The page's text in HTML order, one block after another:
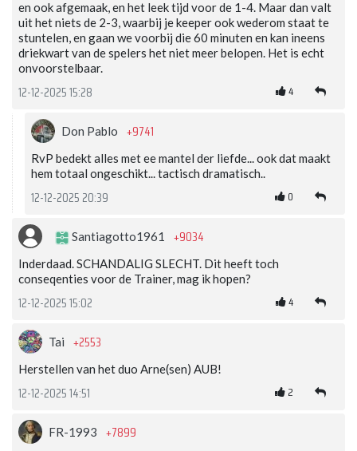
en ook afgemaak, en het leek tijd voor de 1-4. Maar dan valt
uit het niets de 2-3, waarbij je keeper ook wederom staat te
stuntelen, en gaan we voorbij die 60 minuten en kan ineens
driekwart van de spelers het niet meer belopen. Het is echt
onvoorstelbaar.
12-12-2025 15:28 4
Don Pablo +9741
RvP bedekt alles met ee mantel der liefde... ook dat maakt
hem totaal ongeschikt... tactisch dramatisch..
12-12-2025 20:39 0
Santiagotto1961 +9034
Inderdaad. SCHANDALIG SLECHT. Dit heeft toch
conseqenties voor de Trainer, mag ik hopen?
12-12-2025 15:02 4
Tai +2553
Herstellen van het duo Arne(sen) AUB!
12-12-2025 14:51 2
FR-1993 +7899